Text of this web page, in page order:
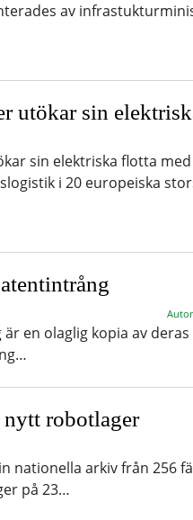
av
utökar sin
sin elektriska flotta
i 20 europeiska
en olaglig kopia av
robotlager
nationella arkiv från 256
på 23…